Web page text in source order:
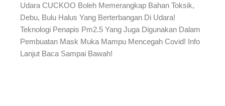
Udara CUCKOO Boleh Memerangkap Bahan Toksik,
Debu, Bulu Halus Yang Berterbangan Di Udara!
Teknologi Penapis Pm2.5 Yang Juga Digunakan Dalam
Pembuatan Mask Muka Mampu Mencegah Covid! Info
Lanjut Baca Sampai Bawah!